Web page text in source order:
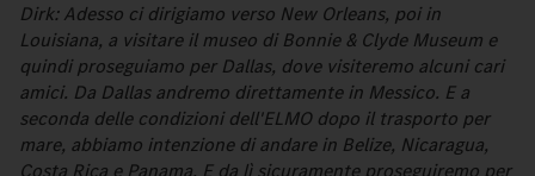
Dirk: Adesso ci dirigiamo verso New Orleans, poi in
Louisiana, a visitare il museo di Bonnie & Clyde Museum e
quindi proseguiamo per Dallas, dove visiteremo alcuni cari
amici. Da Dallas andremo direttamente in Messico. E a
seconda delle condizioni dell'ELMO dopo il trasporto per
mare, abbiamo intenzione di andare in Belize, Nicaragua,
Costa Rica e Panama. E da lì sicuramente proseguiremo per